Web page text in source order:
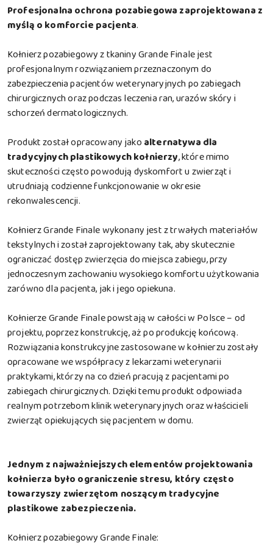
Profesjonalna ochrona pozabiegowa zaprojektowana z
myślą o komforcie pacjenta.
Kołnierz pozabiegowy z tkaniny Grande Finale jest
profesjonalnym rozwiązaniem przeznaczonym do
zabezpieczenia pacjentów weterynaryjnych po zabiegach
chirurgicznych oraz podczas leczenia ran, urazów skóry i
schorzeń dermatologicznych.
Produkt został opracowany jako alternatywa dla
tradycyjnych plastikowych kołnierzy, które mimo
skuteczności często powodują dyskomfort u zwierząt i
utrudniają codzienne funkcjonowanie w okresie
rekonwalescencji.
Kołnierz Grande Finale wykonany jest z trwałych materiałów
tekstylnych i został zaprojektowany tak, aby skutecznie
ograniczać dostęp zwierzęcia do miejsca zabiegu, przy
jednoczesnym zachowaniu wysokiego komfortu użytkowania
zarówno dla pacjenta, jak i jego opiekuna.
Kołnierze Grande Finale powstają w całości w Polsce – od
projektu, poprzez konstrukcję, aż po produkcję końcową.
Rozwiązania konstrukcyjne zastosowane w kołnierzu zostały
opracowane we współpracy z lekarzami weterynarii
praktykami, którzy na co dzień pracują z pacjentami po
zabiegach chirurgicznych. Dzięki temu produkt odpowiada
realnym potrzebom klinik weterynaryjnych oraz właścicieli
zwierząt opiekujących się pacjentem w domu.
Jednym z najważniejszych elementów projektowania
kołnierza było ograniczenie stresu, który często
towarzyszy zwierzętom noszącym tradycyjne
plastikowe zabezpieczenia.
Kołnierz pozabiegowy Grande Finale: